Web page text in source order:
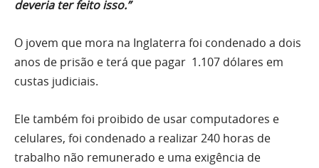
deveria ter feito isso.”
O jovem que mora na Inglaterra foi condenado a dois
anos de prisão e terá que pagar 1.107 dólares em
custas judiciais.
Ele também foi proibido de usar computadores e
celulares, foi condenado a realizar 240 horas de
trabalho não remunerado e uma exigência de